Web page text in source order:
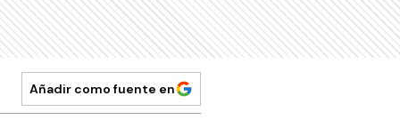
Añadir como fuente en